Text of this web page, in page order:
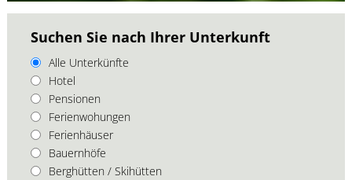
Suchen Sie nach Ihrer Unterkunft
Alle Unterkünfte
Hotel
Pensionen
Ferienwohungen
Ferienhäuser
Bauernhöfe
Berghütten / Skihütten